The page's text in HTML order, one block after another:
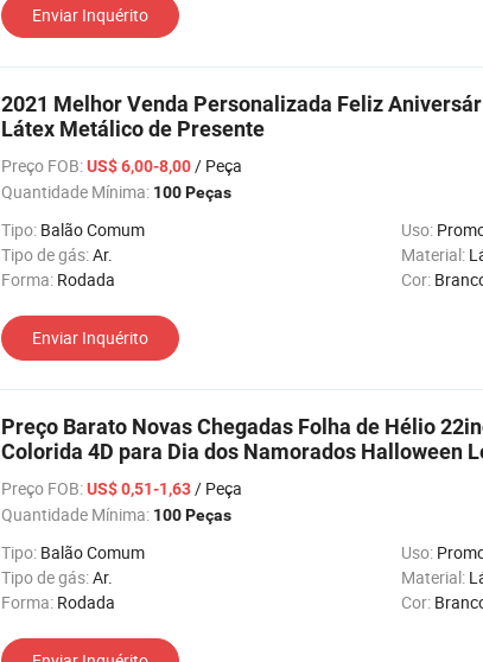
Enviar Inquérito
2021 Melhor Venda Personalizada Feliz
Látex Metálico de Presente
Preço FOB:US$ 6,00-8,00/ Peça
Quantidade Mínima: 100 Peças
Tipo: Balão Comum Uso: Promoção e
Tipo de gás:Ar. Material:
Forma: Rodada Cor:
Enviar Inquérito
Preço Barato Novas Chegadas Folha de Hélio
Colorida 4D para Dia dos Namorados Halloween
Ano Novo Balão
Preço FOB:US$ 0,51-1,63/ Peça
Quantidade Mínima: 100 Peças
Tipo: Balão Comum Uso: Promoção e
Tipo de gás:Ar. Material:
Forma: Rodada Cor: